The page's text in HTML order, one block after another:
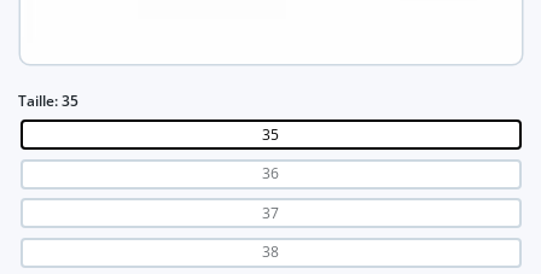
Taille:35
35
36
37
38